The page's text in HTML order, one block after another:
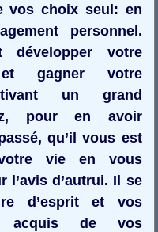
vos choix seul: en
personnel.
développer votre
gagner votre
un grand
pour en avoir
qu’il vous est
vie en vous
l’avis d’autrui. Il se
d’esprit et vos
acquis de vos